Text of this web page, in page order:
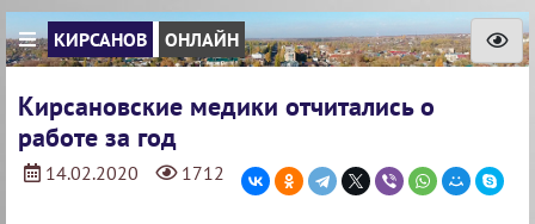
КИРСАНОВ ОНЛАЙН
Кирсановские медики отчитались о
работе за год
14.02.2020 1712